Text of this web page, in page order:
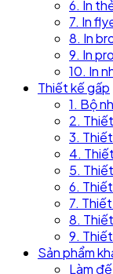
6. In
7. In
8. In
9. In
10. In
Thiết kế gấp
1. Bộ
2.
3.
4.
5.
6.
7.
8.
9.
Sản phẩm
Làm